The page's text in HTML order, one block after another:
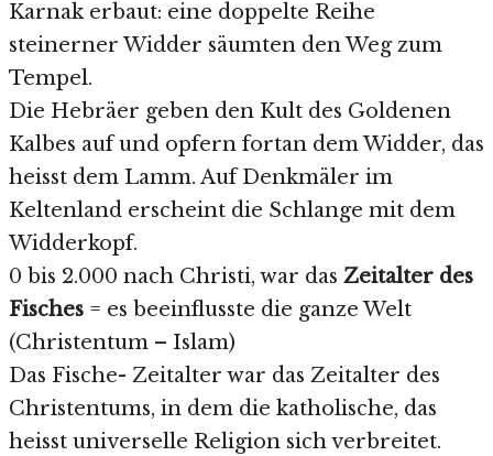
Karnak erbaut: eine doppelte Reihe
steinerner Widder säumten den Weg zum
Tempel.
Die Hebräer geben den Kult des Goldenen
Kalbes auf und opfern fortan dem Widder, das
heisst dem Lamm. Auf Denkmäler im
Keltenland erscheint die Schlange mit dem
Widderkopf.
0 bis 2.000 nach Christi, war das Zeitalter des
Fisches = es beeinflusste die ganze Welt
(Christentum – Islam)
Das Fische- Zeitalter war das Zeitalter des
Christentums, in dem die katholische, das
heisst universelle Religion sich verbreitet.